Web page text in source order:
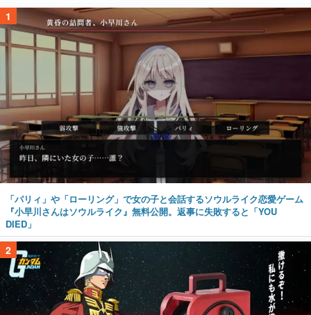
1
「パリィ」や「ローリング」で女の子と会話するソウルライク恋愛ゲーム
『小早川さんはソウルライク』無料公開。返事に失敗すると「YOU
DIED」
2